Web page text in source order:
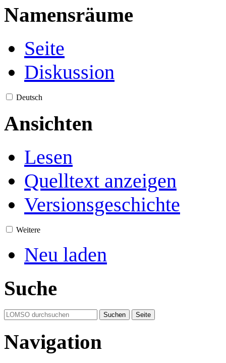
Namensräume
Seite
Diskussion
Deutsch
Ansichten
Lesen
Quelltext anzeigen
Versionsgeschichte
Weitere
Neu laden
Suche
Navigation